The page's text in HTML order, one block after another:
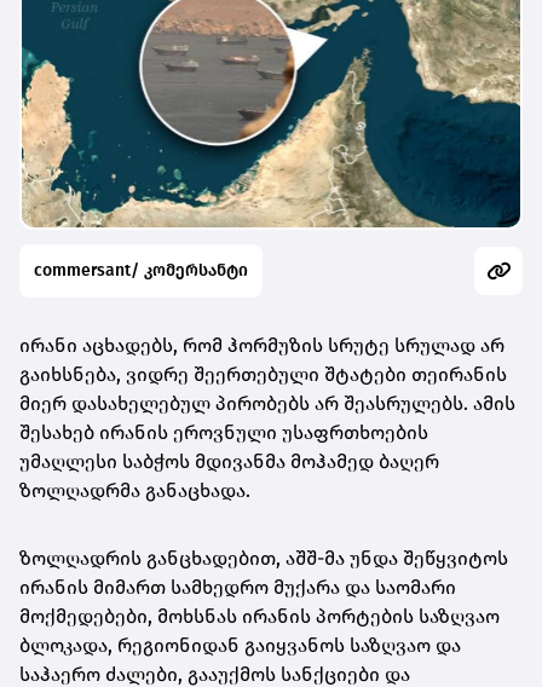
commersant/ კომერსანტი
ირანი აცხადებს, რომ ჰორმუზის სრუტე სრულად არ
გაიხსნება, ვიდრე შეერთებული შტატები თეირანის
მიერ დასახელებულ პირობებს არ შეასრულებს. ამის
შესახებ ირანის ეროვნული უსაფრთხოების
უმაღლესი საბჭოს მდივანმა მოჰამედ ბაღერ
ზოლღადრმა განაცხადა.
ზოლღადრის განცხადებით, აშშ-მა უნდა შეწყვიტოს
ირანის მიმართ სამხედრო მუქარა და საომარი
მოქმედებები, მოხსნას ირანის პორტების საზღვაო
ბლოკადა, რეგიონიდან გაიყვანოს საზღვაო და
საჰაერო ძალები, გააუქმოს სანქციები და